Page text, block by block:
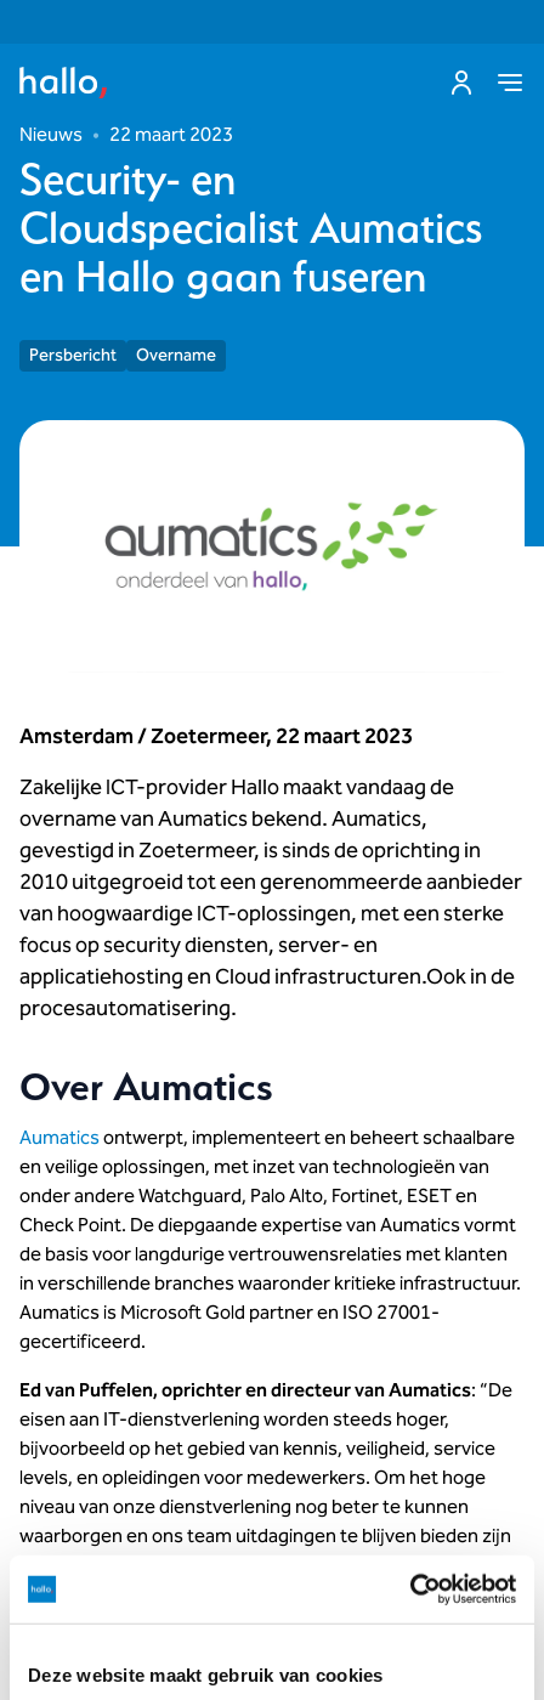
Deze website maakt gebruik van cookies
Nieuws • 22 maart 2023
Security- en
Cloudspecialist Aumatics
en Hallo gaan fuseren
Persbericht Overname
Amsterdam / Zoetermeer, 22 maart 2023
Zakelijke ICT-provider Hallo maakt vandaag de
overname van Aumatics bekend. Aumatics,
gevestigd in Zoetermeer, is sinds de oprichting in
2010 uitgegroeid tot een gerenommeerde aanbieder
van hoogwaardige ICT-oplossingen, met een sterke
focus op security diensten, server- en
applicatiehosting en Cloud infrastructuren.Ook in de
procesautomatisering.
Over Aumatics
Aumaticsontwerpt, implementeert en beheert schaalbare
en veilige oplossingen, met inzet van technologieën van
onder andere Watchguard, Palo Alto, Fortinet, ESET en
Check Point. De diepgaande expertise van Aumatics vormt
de basis voor langdurige vertrouwensrelaties met klanten
in verschillende branches waaronder kritieke infrastructuur.
Aumatics is Microsoft Gold partner en ISO 27001-
gecertificeerd.
Ed van Puffelen, oprichter en directeur van Aumatics: “De
eisen aan IT-dienstverlening worden steeds hoger,
bijvoorbeeld op het gebied van kennis, veiligheid, service
levels, en opleidingen voor medewerkers. Om het hoge
niveau van onze dienstverlening nog beter te kunnen
waarborgen en ons team uitdagingen te blijven bieden zijn
we de samenwerking met Hallo aangegaan. Gecombineerd
kunnen wij onze klanten een breed portfolio bieden, met
specialistische kennis van Cloud, infrastructuur en security
serviceniveaus.”